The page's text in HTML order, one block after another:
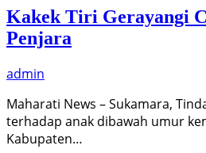
Kakek Tiri Gerayangi
Penjara
admin
Maharati News – Sukamara,
terhadap anak dibawah umur
Kabupaten…